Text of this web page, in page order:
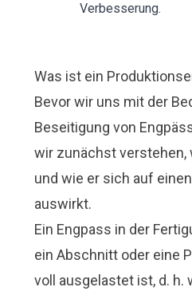
Verbesserung.
Was ist ein
Bevor wir uns mit der
Beseitigung von
wir zunächst verstehen,
und wie er sich auf
auswirkt.
Ein Engpass in der
ein Abschnitt oder eine
voll ausgelastet ist, d. h.